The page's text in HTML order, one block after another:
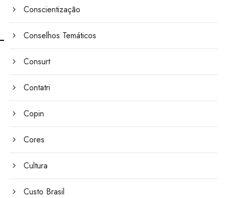
Conscientização
Conselhos Temáticos
Consurt
Contatri
Copin
Cores
Cultura
Custo Brasil